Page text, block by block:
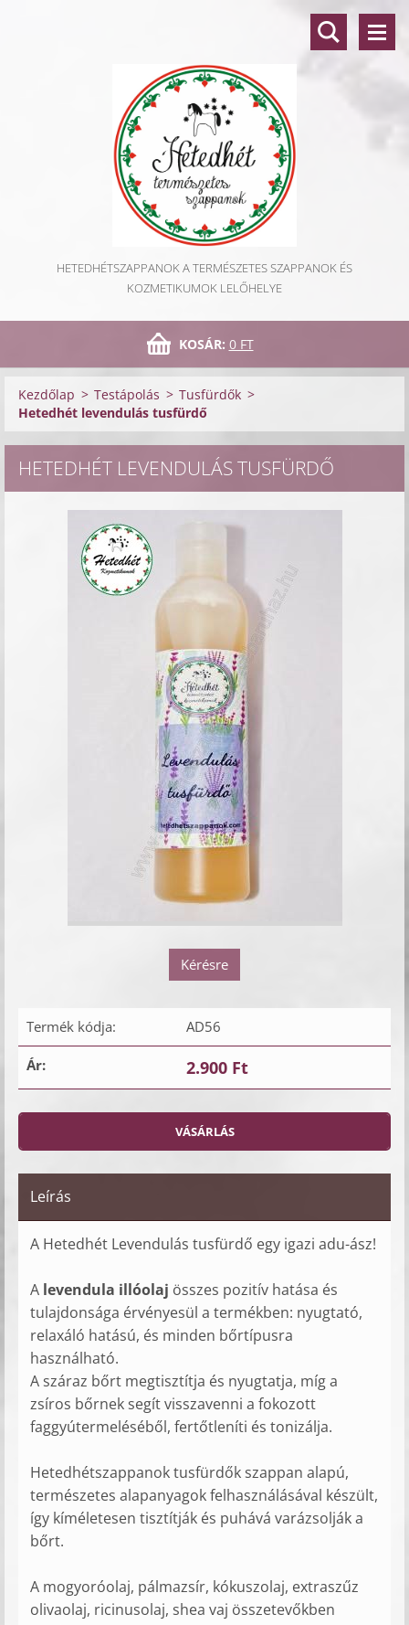
HETEDHÉTSZAPPANOK A TERMÉSZETES SZAPPANOK ÉS
KOZMETIKUMOK LELŐHELYE
KOSÁR: 0 FT
Kezdőlap > Testápolás > Tusfürdők >
Hetedhét levendulás tusfürdő
HETEDHÉT LEVENDULÁS TUSFÜRDŐ
Kérésre
Termék kódja: AD56
Ár: 2.900 Ft
Leírás
A Hetedhét Levendulás tusfürdő egy igazi adu-ász!
A levendula illóolaj összes pozitív hatása és
tulajdonsága érvényesül a termékben: nyugtató,
relaxáló hatású, és minden bőrtípusra
használható.
A száraz bőrt megtisztítja és nyugtatja, míg a
zsíros bőrnek segít visszavenni a fokozott
faggyútermeléséből, fertőtleníti és tonizálja.
Hetedhétszappanok tusfürdők szappan alapú,
természetes alapanyagok felhasználásával készült,
így kíméletesen tisztítják és puhává varázsolják a
bőrt.
A mogyoróolaj, pálmazsír, kókuszolaj, extraszűz
olivaolaj, ricinusolaj, shea vaj összetevőkben